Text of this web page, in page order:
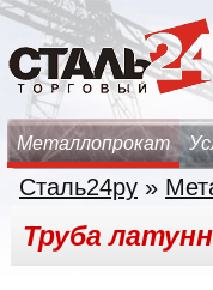
Металлопрокат
Сталь24ру »
Труба